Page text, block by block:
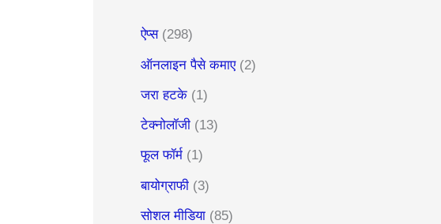
ऐप्स(298)
ऑनलाइन पैसे कमाए(2)
जरा हटके (1)
टेक्नोलॉजी (13)
फूल फॉर्म (1)
बायोग्राफी (3)
सोशल मीडिया (85)